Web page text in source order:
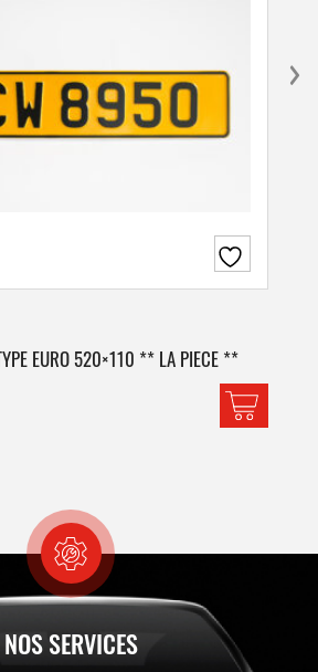
EURO 520×110 ** LA PIECE **
NOS SERVICES